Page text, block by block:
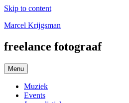
Skip to content
Marcel Krijgsman
freelance fotograaf
Menu
Muziek
Events